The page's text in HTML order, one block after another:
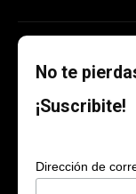
No te
¡Suscribite!
Dirección de